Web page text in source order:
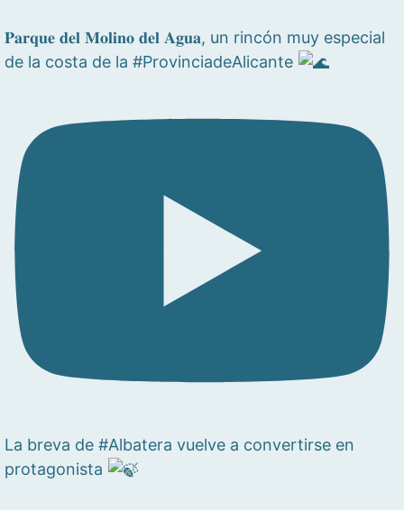
𝐏𝐚𝐫𝐪𝐮𝐞 𝐝𝐞𝐥 𝐌𝐨𝐥𝐢𝐧𝐨 𝐝𝐞𝐥 𝐀𝐠𝐮𝐚, un rincón muy especial
de la costa de la #ProvinciadeAlicante
La breva de #Albatera vuelve a convertirse en
protagonista